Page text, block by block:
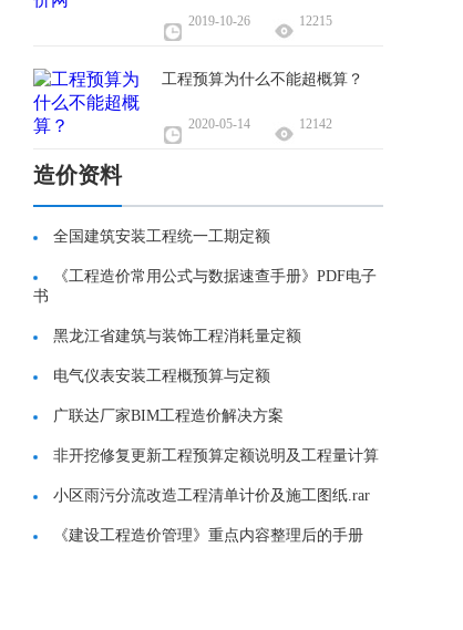
2019-10-26 12215
工程预算为什么不能超概算？
2020-05-14 12142
造价资料
全国建筑安装工程统一工期定额
《工程造价常用公式与数据速查手册》PDF电子
书
黑龙江省建筑与装饰工程消耗量定额
电气仪表安装工程概预算与定额
广联达厂家BIM工程造价解决方案
非开挖修复更新工程预算定额说明及工程量计算
小区雨污分流改造工程清单计价及施工图纸.rar
《建设工程造价管理》重点内容整理后的手册